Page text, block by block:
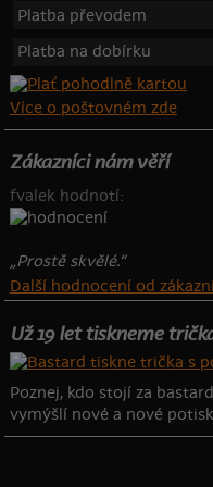
Platba převodem
Platba na dobírku
Více o poštovném zde
Zákazníci nám věří
fvalek hodnotí:
„Prostě skvělé.“
Další hodnocení od
Už 19 let tiskneme
Poznej, kdo stojí za
vymýšlí nové a nové